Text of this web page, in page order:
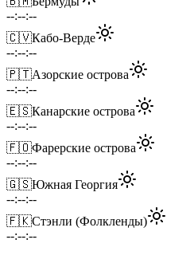
--:--:--
🇨🇻Кабо-Верде
--:--:--
🇵🇹Азорские острова
--:--:--
🇪🇸Канарские острова
--:--:--
🇫🇴Фарерские острова
--:--:--
🇬🇸Южная Георгия
--:--:--
🇫🇰Стэнли (Фолкленды)
--:--:--